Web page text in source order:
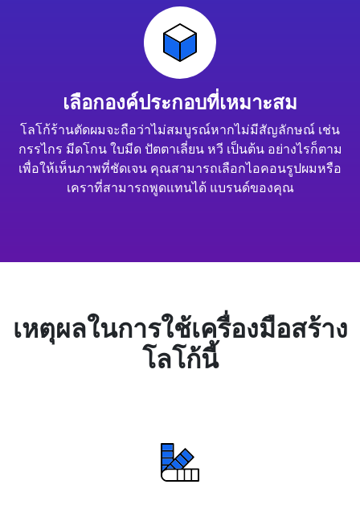
เลือกองค์ประกอบที่เหมาะสม
โลโก้ร้านตัดผมจะถือว่าไม่สมบูรณ์หากไม่มีสัญลักษณ์ เช่น
กรรไกร มีดโกน ใบมีด ปัตตาเลี่ยน หวี เป็นต้น อย่างไรก็ตาม
เพื่อให้เห็นภาพที่ชัดเจน คุณสามารถเลือกไอคอนรูปผมหรือ
เคราที่สามารถพูดแทนได้ แบรนด์ของคุณ
เหตุผลในการใช้เครื่องมือสร้าง
โลโก้นี้